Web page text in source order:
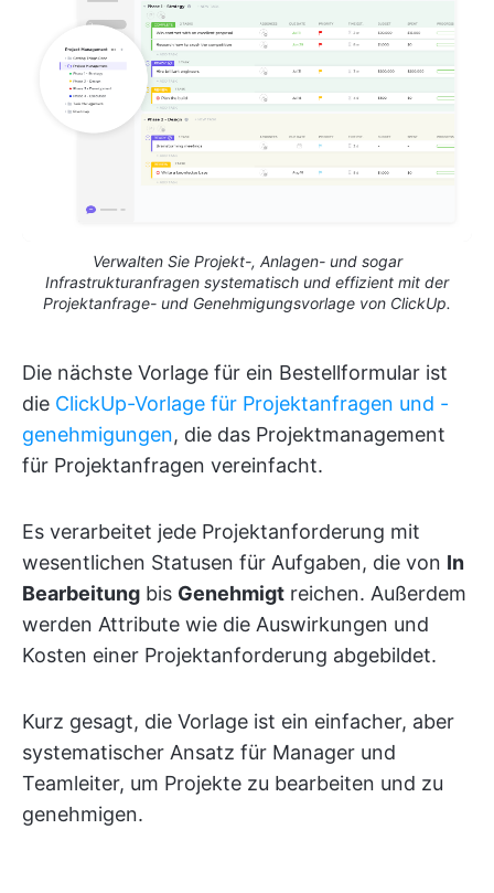
Verwalten Sie Projekt-, Anlagen- und sogar
Infrastrukturanfragen systematisch und effizient mit der
Projektanfrage- und Genehmigungsvorlage von ClickUp.
Die nächste Vorlage für ein Bestellformular ist
die ClickUp-Vorlage für Projektanfragen und -
genehmigungen, die das Projektmanagement
für Projektanfragen vereinfacht.
Es verarbeitet jede Projektanforderung mit
wesentlichen Statusen für Aufgaben, die von In
Bearbeitung bis Genehmigt reichen. Außerdem
werden Attribute wie die Auswirkungen und
Kosten einer Projektanforderung abgebildet.
Kurz gesagt, die Vorlage ist ein einfacher, aber
systematischer Ansatz für Manager und
Teamleiter, um Projekte zu bearbeiten und zu
genehmigen.